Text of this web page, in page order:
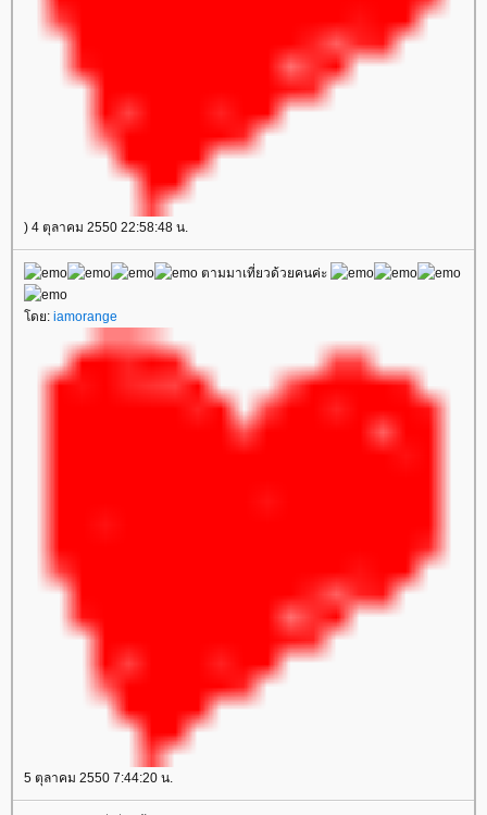
) 4 ตุลาคม 2550 22:58:48 น.
ตามมาเที่ยวด้วยคนค่ะ
โดย: iamorange
5 ตุลาคม 2550 7:44:20 น.